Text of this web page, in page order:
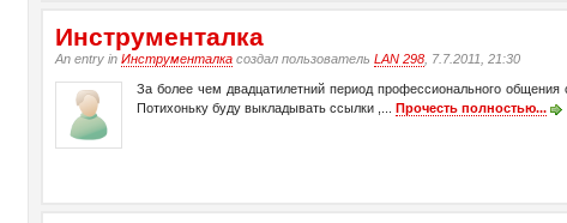
Инструменталка
An entry inИнструменталка создал пользовательLAN 298 , 7.7.2011, 21:30
За более чем двадцатилетний период профессионального
Потихоньку буду выкладывать ссылки ,...Прочесть полностью...